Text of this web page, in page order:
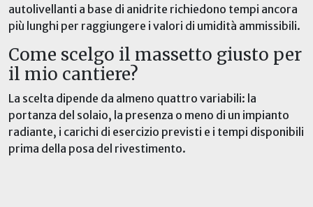
autolivellanti a base di anidrite richiedono tempi ancora
più lunghi per raggiungere i valori di umidità ammissibili.
Come scelgo il massetto giusto per
il mio cantiere?
La scelta dipende da almeno quattro variabili: la
portanza del solaio, la presenza o meno di un impianto
radiante, i carichi di esercizio previsti e i tempi disponibili
prima della posa del rivestimento.